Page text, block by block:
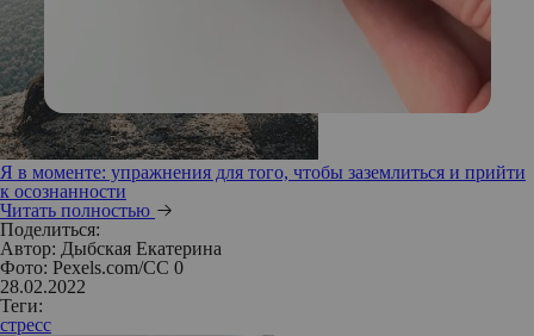
Я в моменте: упражнения для того, чтобы заземлиться и прийти
к осознанности
Читать полностью
Поделиться:
Автор: Дыбская Екатерина
Фото: Pexels.com/CC 0
28.02.2022
Теги:
стресс